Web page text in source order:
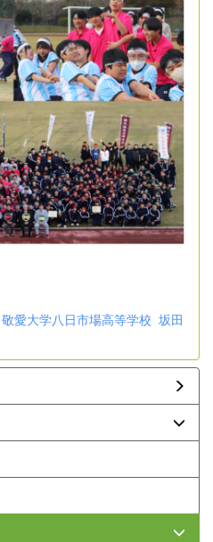
敬愛大学八日市場高等学校 坂田